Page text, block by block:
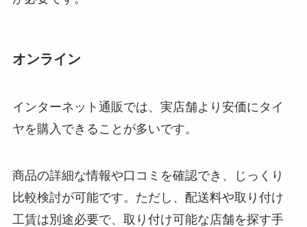
オンライン
インターネット通販では、実店舗より安価にタイ
ヤを購入できることが多いです。
商品の詳細な情報や口コミを確認でき、じっくり
比較検討が可能です。ただし、配送料や取り付け
工賃は別途必要で、取り付け可能な店舗を探す手